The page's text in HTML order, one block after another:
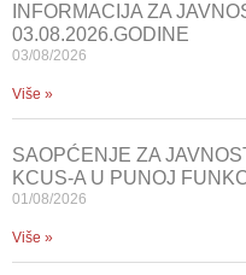
INFORMACIJA ZA
03.08.2026.GODINE
03/08/2026
Više »
SAOPĆENJE ZA
KCUS-A U PUNOJ
01/08/2026
Više »